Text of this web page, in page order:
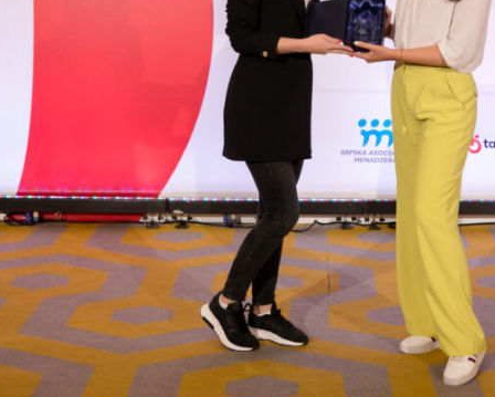
Online education
SUBSCRIBE
I agree with Privacy Policy